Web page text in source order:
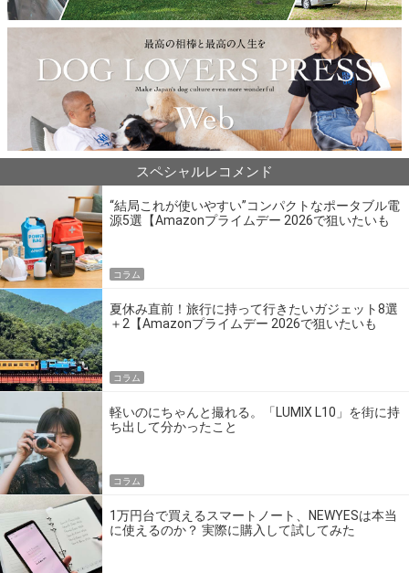
スペシャルレコメンド
“結局これが使いやすい”コンパクトなポータブル電
源5選【Amazonプライムデー 2026で狙いたいも
コラム
夏休み直前！旅行に持って行きたいガジェット8選
＋2【Amazonプライムデー 2026で狙いたいも
コラム
軽いのにちゃんと撮れる。「LUMIX L10」を街に持
ち出して分かったこと
コラム
1万円台で買えるスマートノート、NEWYESは本当
に使えるのか？ 実際に購入して試してみた